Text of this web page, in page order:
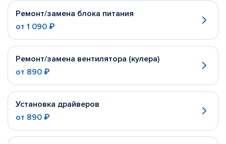
Ремонт/замена блока питания
от 1 090 ₽
Ремонт/замена вентилятора (кулера)
от 890 ₽
Установка драйверов
от 890 ₽